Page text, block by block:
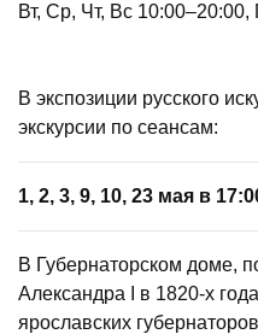
В экспозиции русского
экскурсии по сеансам:
1, 2, 3, 9, 10, 23 мая в
В Губернаторском доме,
Александра I в 1820-х
ярославских
Вт, Ср, Чт, Вс